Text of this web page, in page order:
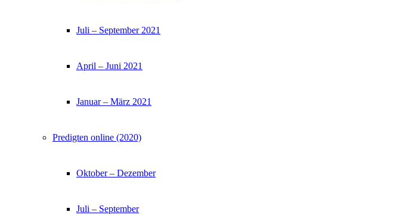
Juli – September 2021
April – Juni 2021
Januar – März 2021
Predigten online (2020)
Oktober – Dezember
Juli – September